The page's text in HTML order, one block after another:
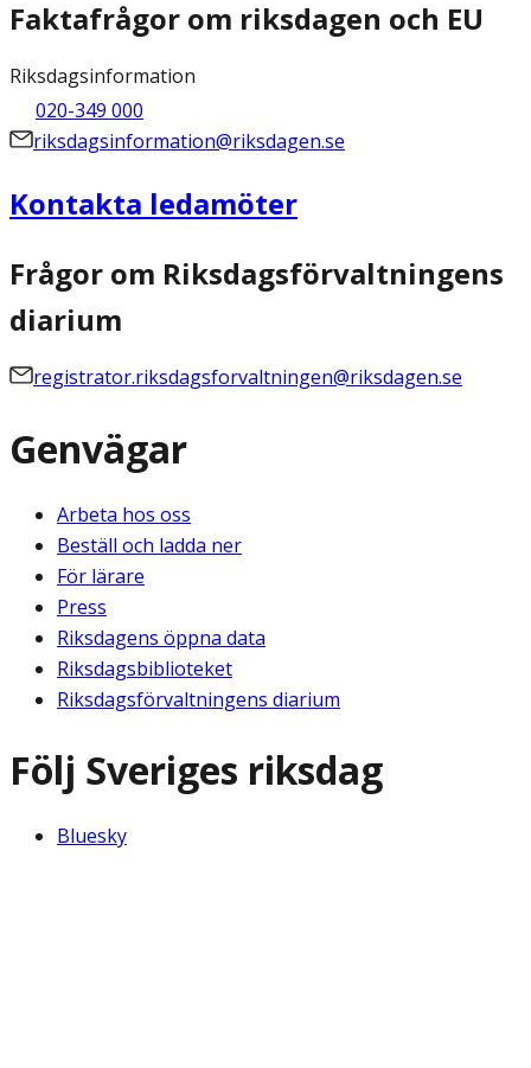
Faktafrågor om riksdagen och EU
Riksdagsinformation
020-349 000
riksdagsinformation@riksdagen.se
Kontakta ledamöter
Frågor om Riksdagsförvaltningens
diarium
registrator.riksdagsforvaltningen@riksdagen.se
Genvägar
Arbeta hos oss
Beställ och ladda ner
För lärare
Press
Riksdagens öppna data
Riksdagsbiblioteket
Riksdagsförvaltningens diarium
Följ Sveriges riksdag
Bluesky